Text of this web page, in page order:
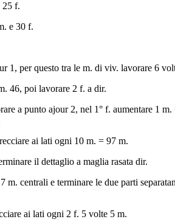
25 f.
e 30 f.
1, per questo tra le m. di viv. lavorare 6
46, poi lavorare 2 f. a dir.
a punto ajour 2, nel 1° f. aumentare 1
ai lati ogni 10 m. = 97 m.
il dettaglio a maglia rasata dir.
m. centrali e terminare le due parti
ai lati ogni 2 f. 5 volte 5 m.